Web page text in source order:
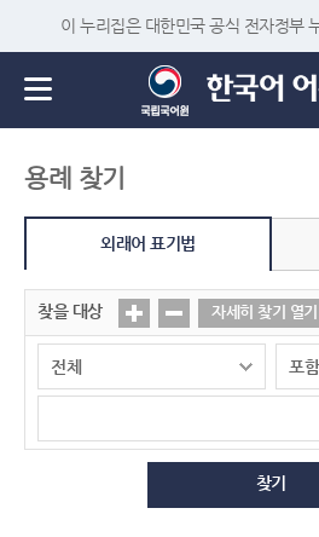
이 누리집은 대한민국 공식 전자정부
용례 찾기
외래어 표기법
찾을 대상 자세히 찾기 열기
찾기